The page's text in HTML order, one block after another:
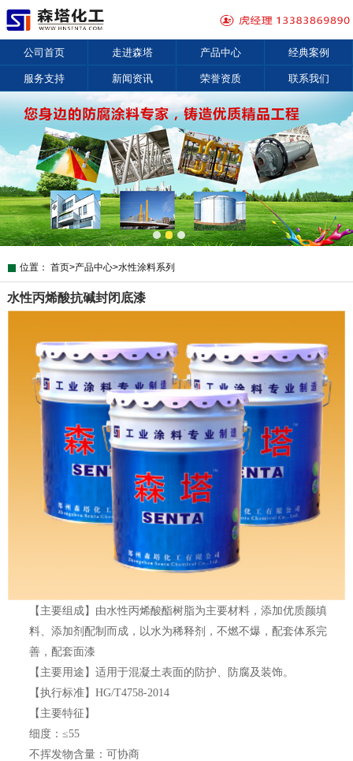
公司首页 走进森塔 产品中心 经典案例
服务支持 新闻资讯 荣誉资质 联系我们
位置： 首页>产品中心>水性涂料系列
水性丙烯酸抗碱封闭底漆
【 主要组成】 由水性丙烯酸酯树脂为主要材料，添加优质颜填
料、添加剂配制而成，以水为稀释剂，不燃不爆，配套体系完
善， 配套面漆
【 主要用途 】 适用于混凝土表面的防护、防腐及装饰。
【执行标准】 HG/T4758-2014
【 主要特征 】
细度： ≤55
不挥发物含量：可协商